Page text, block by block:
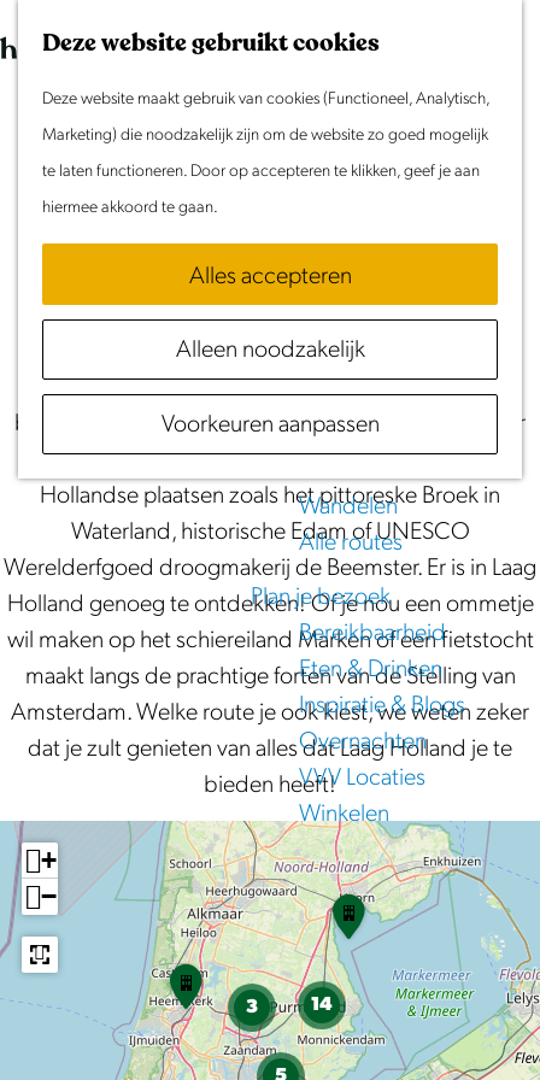
Deze website gebruikt cookies
Deze website maakt gebruik van cookies (Functioneel, Analytisch,
Marketing) die noodzakelijk zijn om de website zo goed mogelijk
te laten functioneren. Door op accepteren te klikken, geef je aan
hiermee akkoord te gaan.
Alles accepteren
Alleen noodzakelijk
Voorkeuren aanpassen
G
a
e
K
a
r
t
Z
e
k
e
n
e
n
u
Dit weekend
Doen & Beleven
Zomer in Laag Holland
Samen eropuit
Rust & Stilte
Activiteiten
Routes
Fietsen
Wandelen
Alle routes
Plan je bezoek
Bereikbaarheid
Eten & Drinken
Inspiratie & Blogs
Overnachten
VVV Locaties
Winkelen
Routes in Noord-
Holland
Het volledige overzicht van fiets- en
wandelroutes in Laag Holland
Fiets en wandel op je gemak door een typisch
Nederlands landschap met weidse landerijen,
bijzondere droogmakerijen en mooie uitzichten over
water. Stop onderweg in iconische Noord-
Hollandse plaatsen zoals het pittoreske Broek in
Waterland, historische Edam of UNESCO
Werelderfgoed droogmakerij de Beemster. Er is in Laag
Holland genoeg te ontdekken! Of je nou een ommetje
wil maken op het schiereiland Marken of een fietstocht
maakt langs de prachtige forten van de Stelling van
Amsterdam. Welke route je ook kiest, we weten zeker
dat je zult genieten van alles dat Laag Holland je te
bieden heeft!
O
u
d
h
3 14
R
o
u
t
e
-
+
−